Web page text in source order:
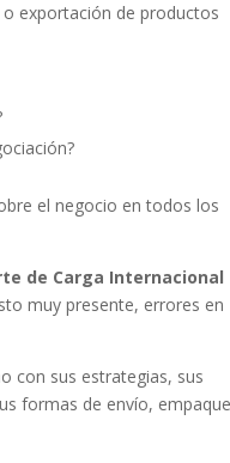
exportación de productos
el negocio en todos los
de Carga Internacional
muy presente, errores en
con sus estrategias, sus
formas de envío,